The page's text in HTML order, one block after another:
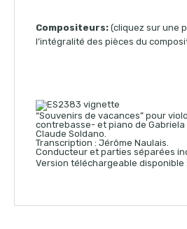
Compositeurs: (cliquez sur une
l’intégralité des pièces du
“Souvenirs de vacances” pour
contrebasse- et piano de
Claude Soldano.
Transcription : Jérôme Naulais.
Conducteur et parties séparées
Version téléchargeable disponible